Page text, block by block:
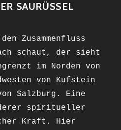
SAURÜSSEL
Zusammenfluss
schaut, der sieht
im Norden von
von Kufstein
Salzburg. Eine
spiritueller
Kraft. Hier